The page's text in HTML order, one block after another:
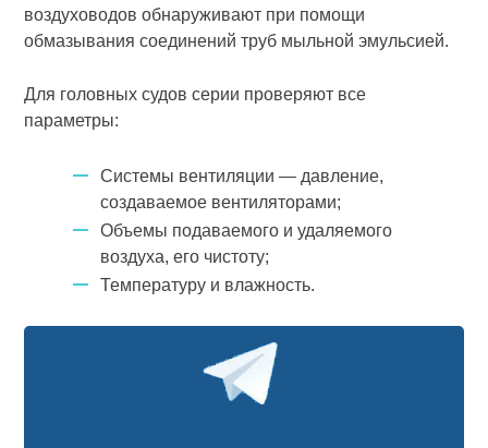
воздуховодов обнаруживают при помощи
обмазывания соеди­нений труб мыльной эмульсией.
Для головных судов серии проверяют все
параметры:
Системы вен­тиляции — давление,
создаваемое вентиляторами;
Объемы подаваемо­го и удаляемого
воздуха, его чистоту;
Температуру и влажность.